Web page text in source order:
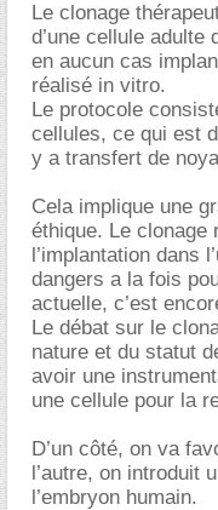
Le clonage
d’une cellule adulte
en aucun cas
réalisé in vitro.
Le protocole
cellules, ce qui est
y a transfert de
Cela implique une
éthique. Le clonage
l’implantation dans
dangers a la fois
actuelle, c’est
Le débat sur le
nature et du statut
avoir une
une cellule pour la
D’un côté, on va
l’autre, on introduit
l’embryon humain.